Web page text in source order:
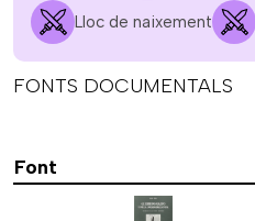
Lloc de naixement
FONTS DOCUMENTALS
Font